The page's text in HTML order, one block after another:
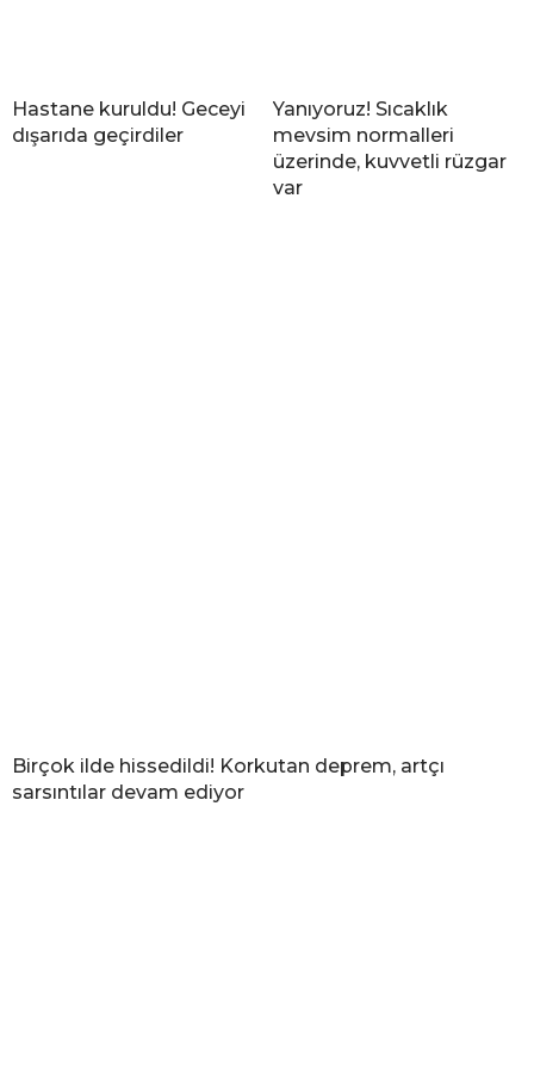
Hastane kuruldu! Geceyi
dışarıda geçirdiler
Yanıyoruz! Sıcaklık
mevsim normalleri
üzerinde, kuvvetli rüzgar
var
Birçok ilde hissedildi! Korkutan deprem, artçı
sarsıntılar devam ediyor